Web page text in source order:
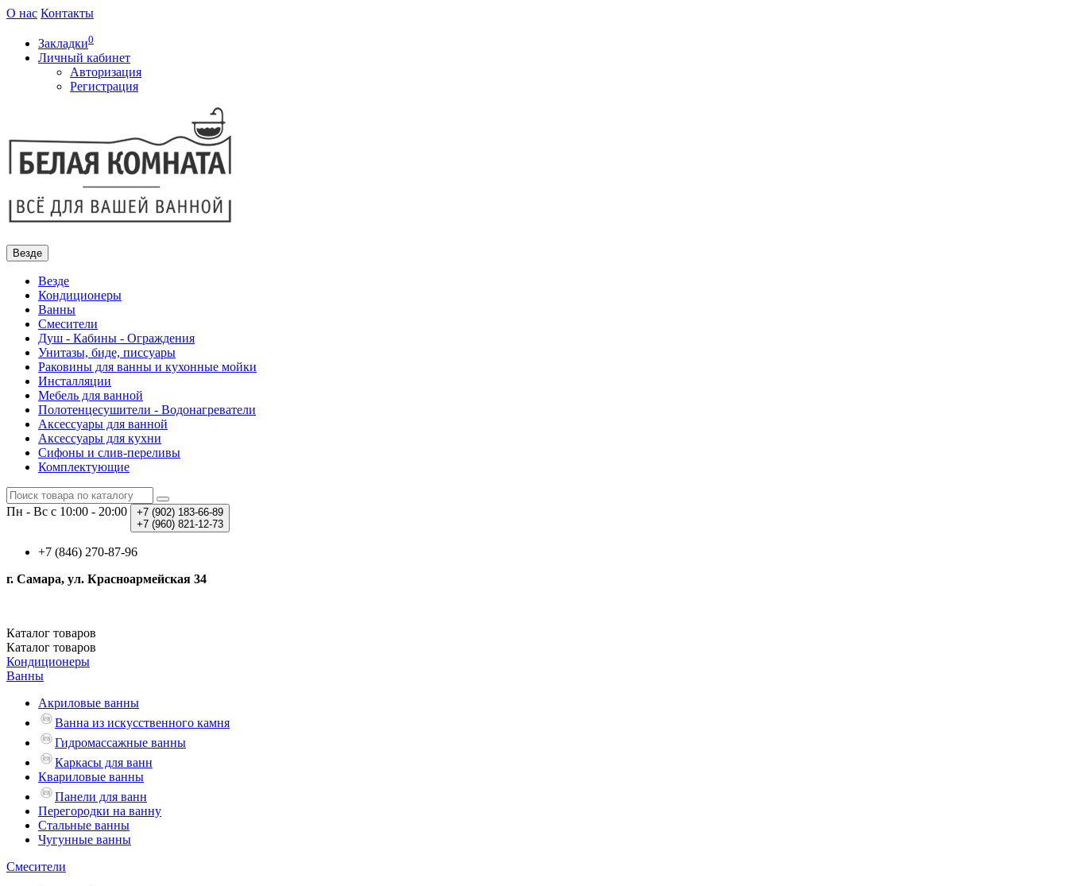
О нас Контакты
Закладки0
Личный кабинет
Авторизация
Регистрация
Везде
Везде
Кондиционеры
Ванны
Смесители
Душ - Кабины - Ограждения
Унитазы, биде, писсуары
Раковины для ванны и кухонные мойки
Инсталляции
Мебель для ванной
Полотенцесушители - Водонагреватели
Аксессуары для ванной
Аксессуары для кухни
Сифоны и слив-переливы
Комплектующие
Пн - Вс с 10:00 - 20:00 +7 (902) 183-66-89
+7 (960) 821-12-73
+7 (846) 270-87-96
г. Самара, ул. Красноармейская 34
Каталог товаров
Каталог товаров
Кондиционеры
Ванны
Акриловые ванны
Ванна из искусственного камня
Гидромассажные ванны
Каркасы для ванн
Квариловые ванны
Панели для ванн
Перегородки на ванну
Стальные ванны
Чугунные ванны
Смесители